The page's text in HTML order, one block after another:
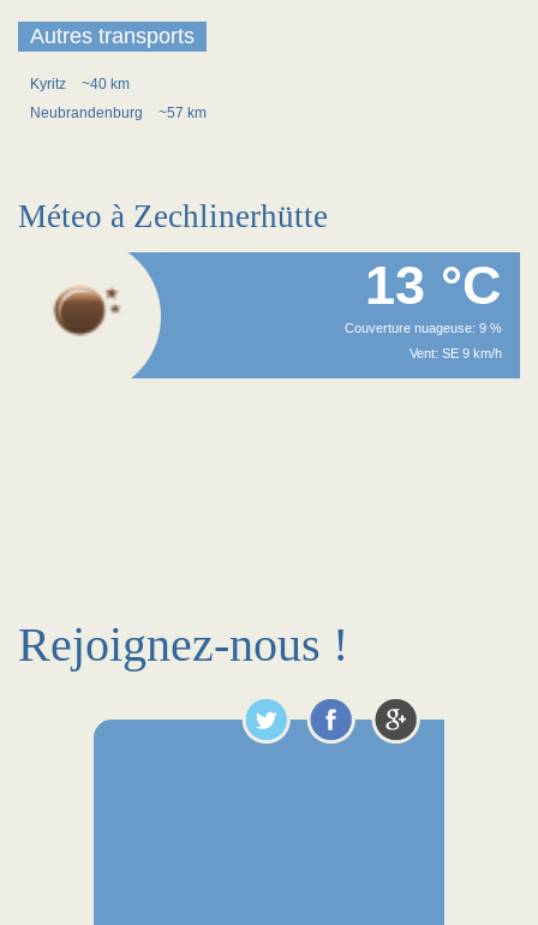
Autres transports
Kyritz
~40 km
Neubrandenburg
~57 km
Méteo à Zechlinerhütte
13 °C
Couverture nuageuse: 9 %
Vent: SE 9 km/h
Rejoignez-nous !